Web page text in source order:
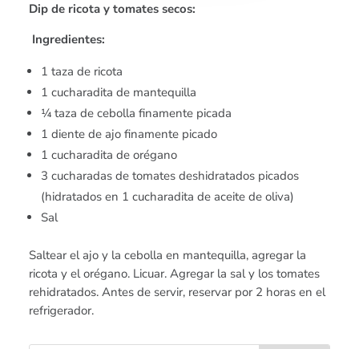
Dip de ricota y tomates secos:
Ingredientes:
1 taza de ricota
1 cucharadita de mantequilla
¼ taza de cebolla finamente picada
1 diente de ajo finamente picado
1 cucharadita de orégano
3 cucharadas de tomates deshidratados picados
(hidratados en 1 cucharadita de aceite de oliva)
Sal
Saltear el ajo y la cebolla en mantequilla, agregar la
ricota y el orégano. Licuar. Agregar la sal y los tomates
rehidratados. Antes de servir, reservar por 2 horas en el
refrigerador.